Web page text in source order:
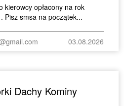
kierowcy opłacony na rok
Pisz smsa na początek...
03.08.2026
Dachy Kominy